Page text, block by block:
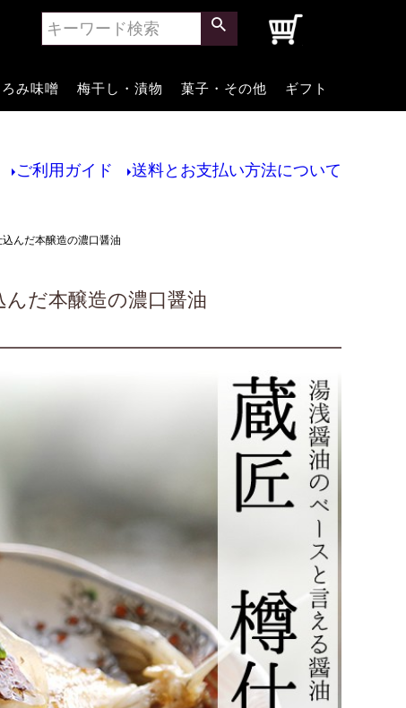
ろみ味噌 梅干し・漬物 菓子・その他 ギフト
ご利用ガイド 送料とお支払い方法について
んだ本醸造の濃口醤油
だ本醸造の濃口醤油